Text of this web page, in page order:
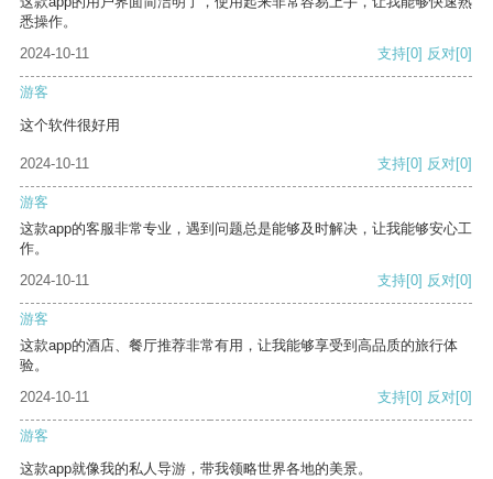
悉操作。
2024-10-11
支持[0] 反对[0]
游客
这个软件很好用
2024-10-11 支持[0] 反对[0]
游客
这款app的客服非常专业，遇到问题总是能够及时解决，让我能够安心工
作。
2024-10-11
支持[0] 反对[0]
游客
这款app的酒店、餐厅推荐非常有用，让我能够享受到高品质的旅行体
验。
2024-10-11
支持[0] 反对[0]
游客
这款app就像我的私人导游，带我领略世界各地的美景。